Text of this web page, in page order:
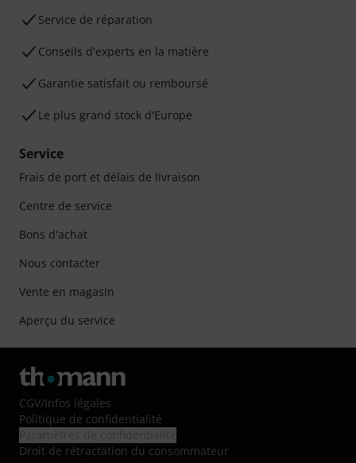
Service de réparation
Conseils d'experts en la matière
Garantie satisfait ou remboursé
Le plus grand stock d'Europe
Service
Frais de port et délais de livraison
Centre de service
Bons d'achat
Nous contacter
Vente en magasin
Aperçu du service
CGV/Infos légales
Politique de confidentialité
Droit de rétractation du consommateur